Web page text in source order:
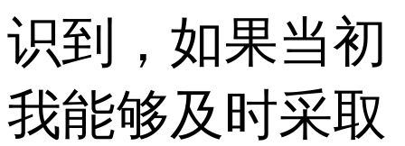
识到，如果当初
我能够及时采取